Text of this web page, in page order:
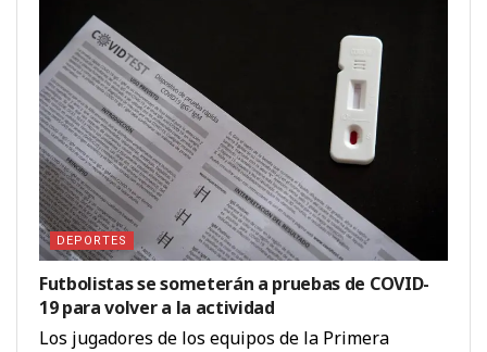
DEPORTES
Futbolistas se someterán a pruebas de COVID-
19 para volver a la actividad
Los jugadores de los equipos de la Primera